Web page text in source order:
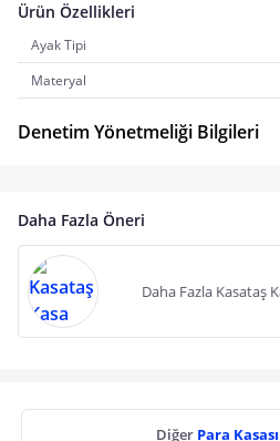
Ürün Özellikleri
Ayak Tipi
Materyal
Denetim Yönetmeliği Bilgileri
Daha Fazla Öneri
Daha Fazla Kasataş
Diğer Para Kasası